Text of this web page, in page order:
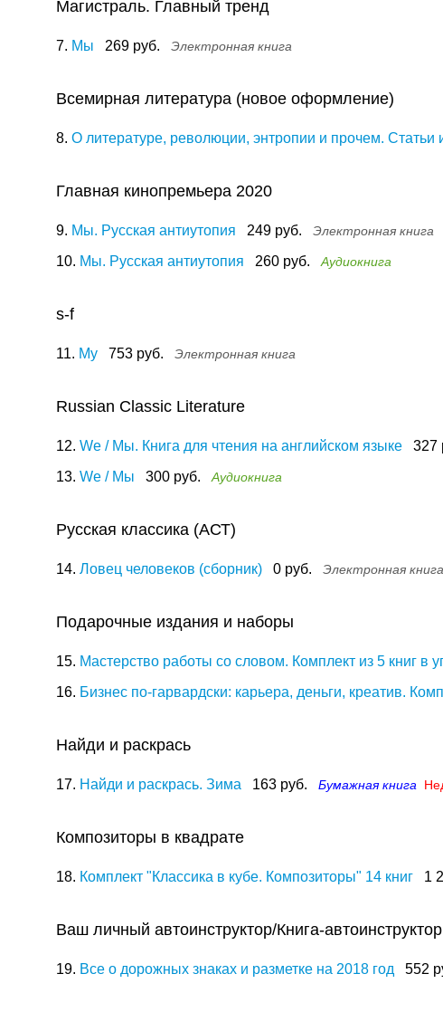
Магистраль. Главный тренд
7. Мы 269 руб. Электронная книга
Всемирная литература (новое оформление)
8. О литературе, революции, энтропии и прочем. Статьи
Главная кинопремьера 2020
9. Мы. Русская антиутопия 249 руб. Электронная книга
10. Мы. Русская антиутопия 260 руб. Аудиокнига
s-f
11. My 753 руб. Электронная книга
Russian Classic Literature
12. We / Мы. Книга для чтения на английском языке 327
13. We / Мы 300 руб. Аудиокнига
Русская классика (АСТ)
14. Ловец человеков (сборник) 0 руб. Электронная книга
Подарочные издания и наборы
15. Мастерство работы со словом. Комплект из 5 книг в
16. Бизнес по-гарвардски: карьера, деньги, креатив.
Найди и раскрась
17. Найди и раскрась. Зима 163 руб. Бумажная книга
Композиторы в квадрате
18. Комплект "Классика в кубе. Композиторы" 14 книг 1
Ваш личный автоинструктор/Книга-автоинструктор
19. Все о дорожных знаках и разметке на 2018 год 552